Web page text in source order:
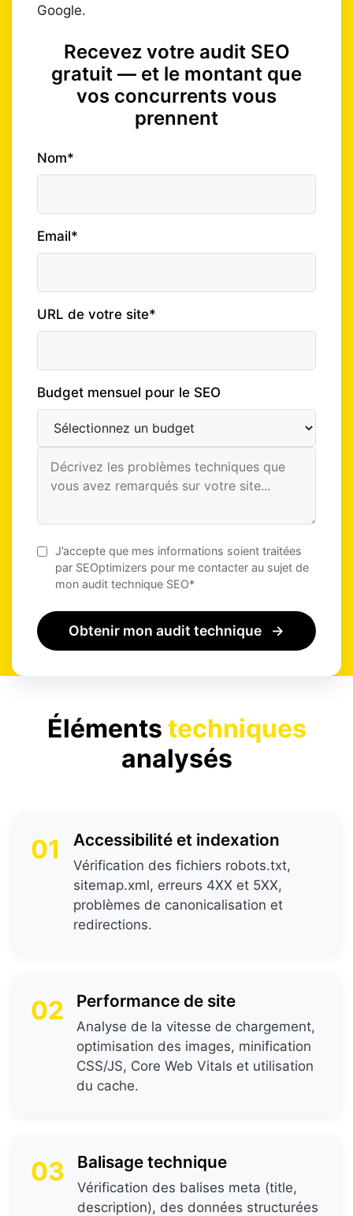
Google.
Recevez votre audit SEO
gratuit — et le montant que
vos concurrents vous
prennent
Nom*
Email*
URL de votre site*
Budget mensuel pour le SEO
J’accepte que mes informations soient traitées
par SEOptimizers pour me contacter au sujet de
mon audit technique SEO*
Obtenir mon audit technique →
Éléments techniques
analysés
01 Accessibilité et indexation
Vérification des fichiers robots.txt,
sitemap.xml, erreurs 4XX et 5XX,
problèmes de canonicalisation et
redirections.
02 Performance de site
Analyse de la vitesse de chargement,
optimisation des images, minification
CSS/JS, Core Web Vitals et utilisation
du cache.
03 Balisage technique
Vérification des balises meta (title,
description), des données structurées